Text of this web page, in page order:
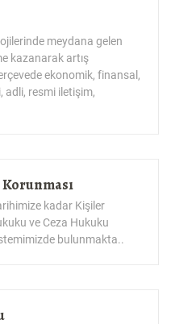
meydana gelen
kazanarak artış
ekonomik, finansal,
adli, resmi iletişim,
kadar Kişiler
ve Ceza Hukuku
bulunmakta..
taşı olan aile ne yazık ki